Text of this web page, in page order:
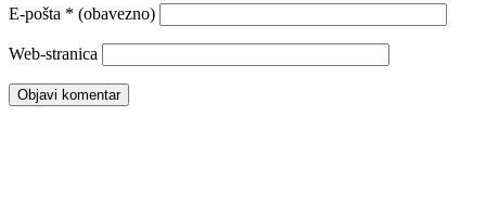
E-pošta * (obavezno)
Web-stranica